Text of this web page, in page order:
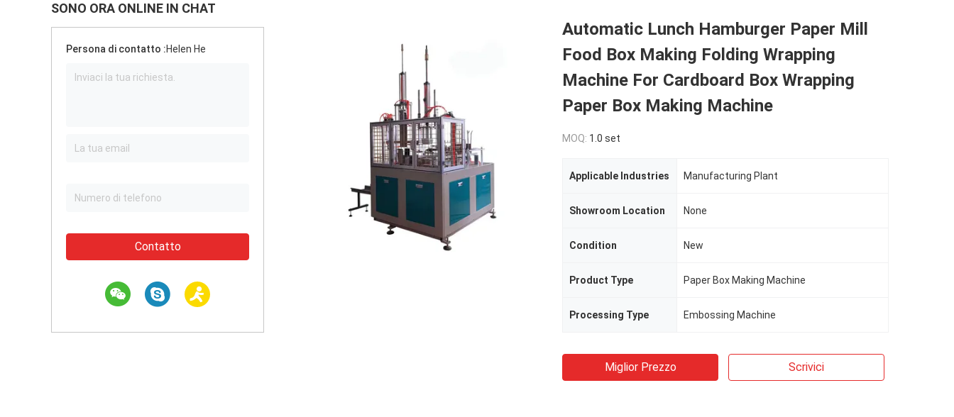
SONO ORA ONLINE IN CHAT
Persona di contatto :Helen He
Contatto
Automatic Lunch Hamburger Paper Mill
Food Box Making Folding Wrapping
Machine For Cardboard Box Wrapping
Paper Box Making Machine
MOQ: 1.0 set
Applicable Industries Manufacturing Plant
Showroom Location None
Condition New
Product Type Paper Box Making Machine
Processing Type Embossing Machine
Miglior Prezzo Scrivici